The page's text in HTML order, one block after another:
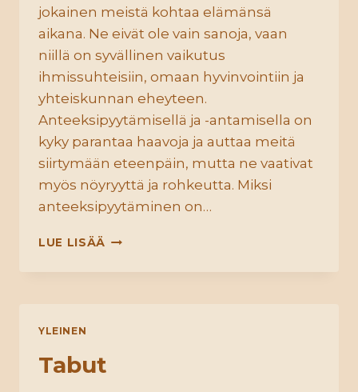
jokainen meistä kohtaa elämänsä
aikana. Ne eivät ole vain sanoja, vaan
niillä on syvällinen vaikutus
ihmissuhteisiin, omaan hyvinvointiin ja
yhteiskunnan eheyteen.
Anteeksipyytämisellä ja -antamisella on
kyky parantaa haavoja ja auttaa meitä
siirtymään eteenpäin, mutta ne vaativat
myös nöyryyttä ja rohkeutta. Miksi
anteeksipyytäminen on…
LUE LISÄÄ ANTEEKSI
YLEINEN
Tabut